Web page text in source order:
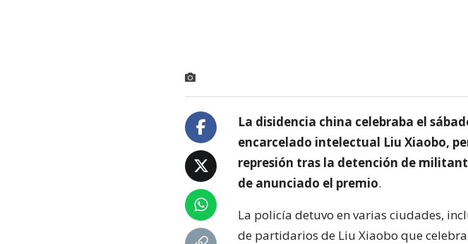
La disidencia china celebraba el
encarcelado intelectual Liu Xiaobo,
represión tras la detención de
de anunciado el premio.
La policía detuvo en varias ciudades,
de partidarios de Liu Xiaobo que